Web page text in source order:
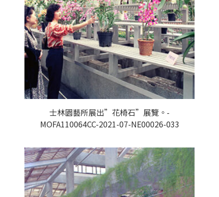
士林園藝所展出”花椅石”展覽。-
MOFA110064CC-2021-07-NE00026-033